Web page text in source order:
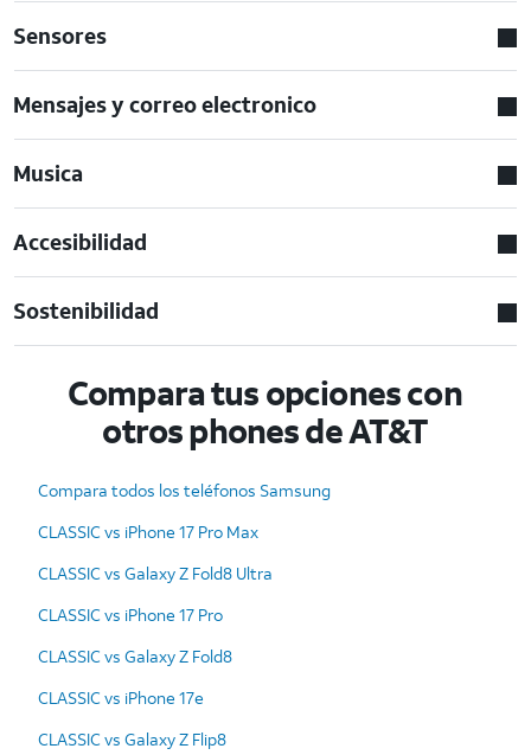
Sensores
Mensajes y correo electronico
Musica
Accesibilidad
Sostenibilidad
Compara tus opciones con
otros phones de AT&T
Compara todos los teléfonos Samsung
CLASSIC vs iPhone 17 Pro Max
CLASSIC vs Galaxy Z Fold8 Ultra
CLASSIC vs iPhone 17 Pro
CLASSIC vs Galaxy Z Fold8
CLASSIC vs iPhone 17e
CLASSIC vs Galaxy Z Flip8